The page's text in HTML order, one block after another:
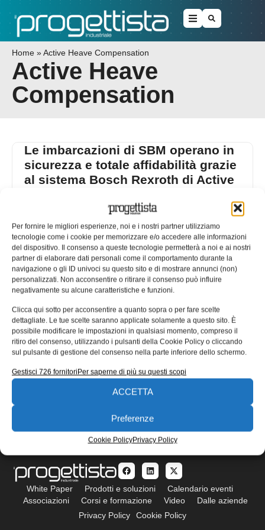
Per fornire le migliori esperienze, noi e i nostri partner utilizziamo
tecnologie come i cookie per memorizzare e/o accedere alle informazioni
del dispositivo. Il consenso a queste tecnologie permetterà a noi e ai nostri
partner di elaborare dati personali come il comportamento durante la
navigazione o gli ID univoci su questo sito e di mostrare annunci (non)
personalizzati. Non acconsentire o ritirare il consenso può influire
negativamente su alcune caratteristiche e funzioni.
Clicca qui sotto per acconsentire a quanto sopra o per fare scelte
dettagliate. Le tue scelte saranno applicate solamente a questo sito. È
possibile modificare le impostazioni in qualsiasi momento, compreso il
ritiro del consenso, utilizzando i pulsanti della Cookie Policy o cliccando
sul pulsante di gestione del consenso nella parte inferiore dello schermo.
Gestisci 726 fornitoriPer saperne di più su questi scopi
ACCETTA
Preferenze
Cookie PolicyPrivacy Policy
Home » Active Heave Compensation
Active Heave
Compensation
Le imbarcazioni di SBM operano in
sicurezza e totale affidabilità grazie
al sistema Bosch Rexroth di Active
L’azienda SBM utilizza speciali imbarcazioni per
posizionare costose e delicate apparecchiature sul
fondale marino, fino a 3000 metri di profondità.
20/05/2015
EDICOLA WEB
ISCRIVITI ALLA NEWSLETTER
White Paper Prodotti e soluzioni
Calendario eventi
Associazioni
Corsi e formazione Video
Dalle aziende
Privacy Policy
Cookie Policy